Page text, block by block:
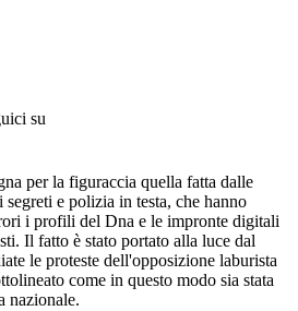
su
per la figuraccia quella fatta dalle
e polizia in testa, che hanno
i profili del Dna e le impronte digitali
Il fatto è stato portato alla luce dal
le proteste dell'opposizione laburista
come in questo modo sia stata
nazionale.